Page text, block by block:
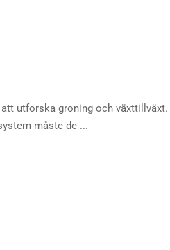
utforska groning och
måste de ...